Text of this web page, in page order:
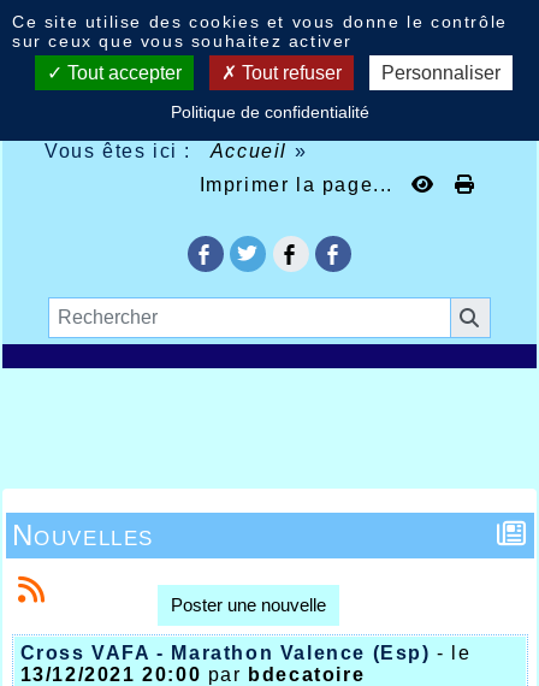
Vous êtes ici : Accueil »
Imprimer la page...
Nouvelles
Poster une nouvelle
Cross VAFA - Marathon Valence (Esp) - le
13/12/2021 20:00 par bdecatoire
Ce site utilise des cookies et vous donne le contrôle
sur ceux que vous souhaitez activer
Tout accepter Tout refuser Personnaliser
Politique de confidentialité